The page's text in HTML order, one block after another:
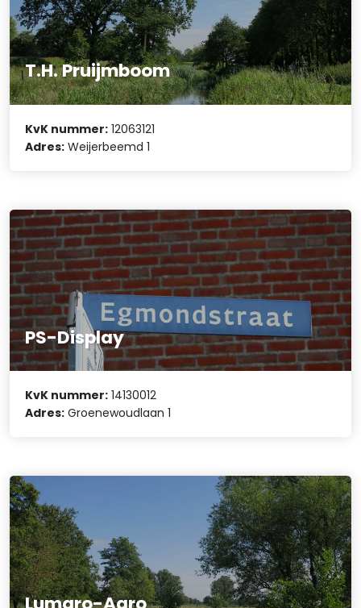
T.H. Pruijmboom
KvK nummer: 12063121
Adres: Weijerbeemd 1
PS-Display
KvK nummer: 14130012
Adres: Groenewoudlaan 1